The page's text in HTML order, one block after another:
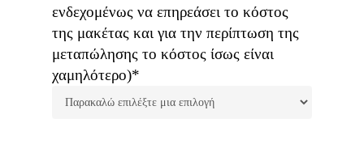
ενδεχομένως να επηρεάσει το κόστος
της μακέτας και για την περίπτωση της
μεταπώλησης το κόστος ίσως είναι
χαμηλότερο)*